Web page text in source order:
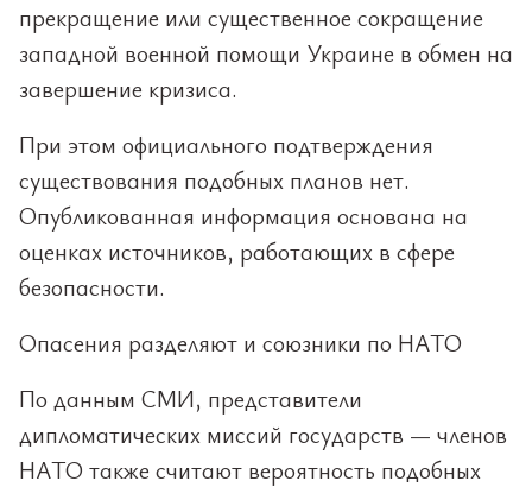
прекращение или существенное сокращение
западной военной помощи Украине в обмен на
завершение кризиса.
При этом официального подтверждения
существования подобных планов нет.
Опубликованная информация основана на
оценках источников, работающих в сфере
безопасности.
Опасения разделяют и союзники по НАТО
По данным СМИ, представители
дипломатических миссий государств — членов
НАТО также считают вероятность подобных